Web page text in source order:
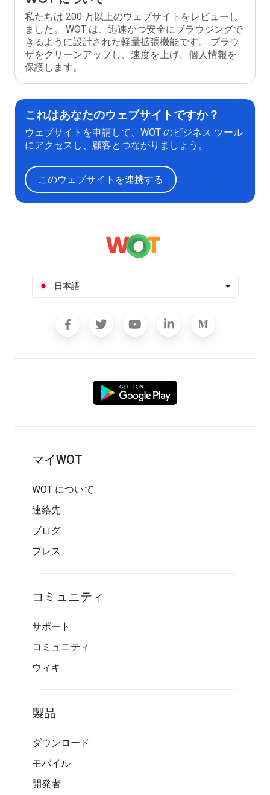
私たちは 200 万以上のウェブサイトをレビューし
ました。 WOT は、迅速かつ安全にブラウジングで
きるように設計された軽量拡張機能です。 ブラウ
ザをクリーンアップし、速度を上げ、個人情報を
保護します。
これはあなたのウェブサイトですか？
ウェブサイトを申請して、WOT のビジネス ツール
にアクセスし、顧客とつながりましょう。
このウェブサイトを連携する
日本語
マイWOT
WOT について
連絡先
ブログ
プレス
コミュニティ
サポート
コミュニティ
ウィキ
製品
ダウンロード
モバイル
開発者